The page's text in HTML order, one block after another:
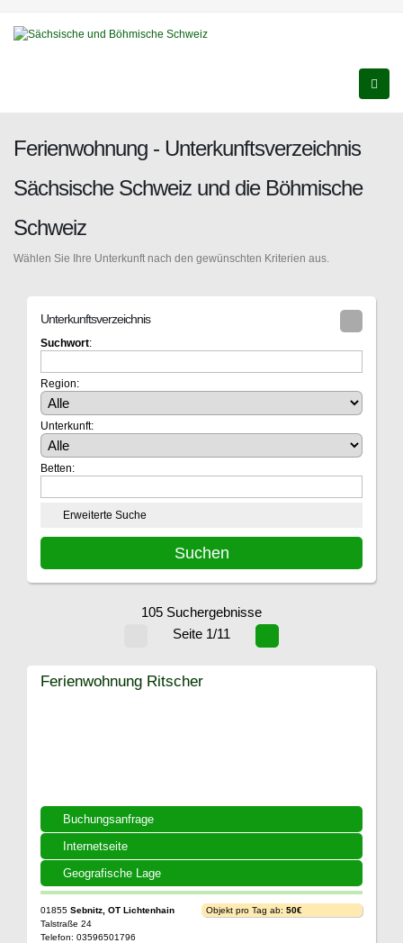
Ferienwohnung - Unterkunftsverzeichnis
Sächsische Schweiz und die Böhmische
Schweiz
Wählen Sie Ihre Unterkunft nach den gewünschten Kriterien aus.
Unterkunftsverzeichnis
Suchwort:
Region:
Unterkunft:
Betten:
Erweiterte Suche
105 Suchergebnisse
Seite 1/11
Buchungsanfrage
Internetseite
Geografische Lage
Ferienwohnung Ritscher
01855 Sebnitz, OT Lichtenhain
Talstraße 24
Telefon: 03596501796
Objekt pro Tag ab: 50€